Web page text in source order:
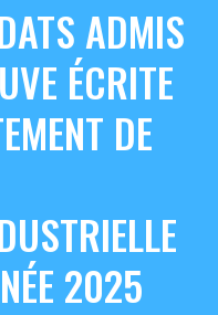
ADMIS
ÉCRITE
DE
2025